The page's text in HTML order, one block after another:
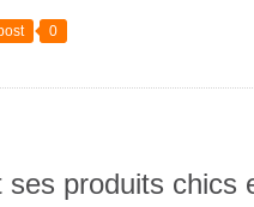
0
produits chics